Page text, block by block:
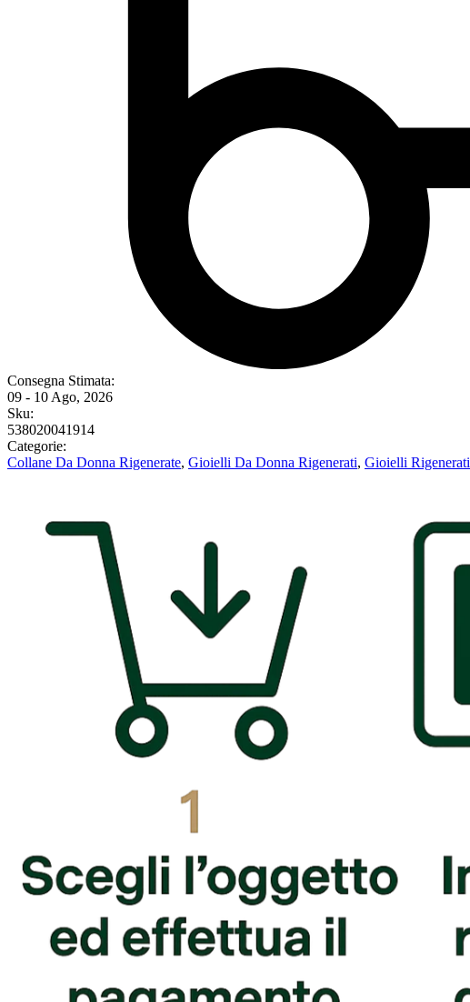
Consegna Stimata:
09 - 10 Ago, 2026
Sku:
538020041914
Categorie:
Collane Da Donna Rigenerate, Gioielli Da Donna Rigenerati, Gioielli Rigenerati